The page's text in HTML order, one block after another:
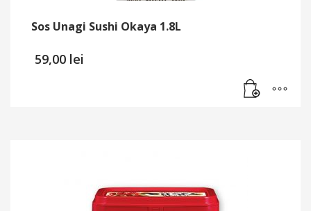
Sos Unagi Sushi Okaya 1.8L
59,00 lei